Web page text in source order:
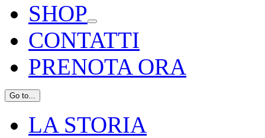
SHOP
CONTATTI
PRENOTA ORA
Go to...
LA STORIA